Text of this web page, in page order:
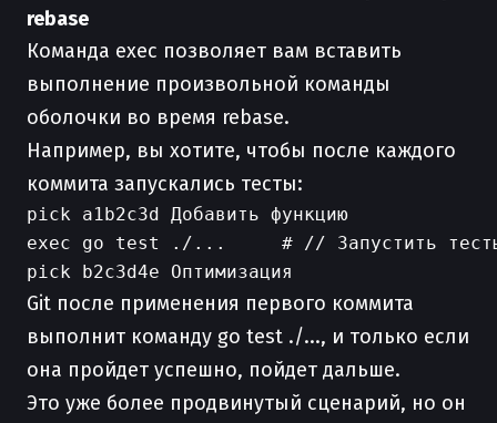
rebase
Команда exec позволяет вам вставить
выполнение произвольной команды
оболочки во время rebase.
Например, вы хотите, чтобы после каждого
коммита запускались тесты:
pick a1b2c3d Добавить функцию
exec go test ./...     # // Запустить тесты
Git после применения первого коммита
выполнит команду go test ./..., и только если
она пройдет успешно, пойдет дальше.
Это уже более продвинутый сценарий, но он